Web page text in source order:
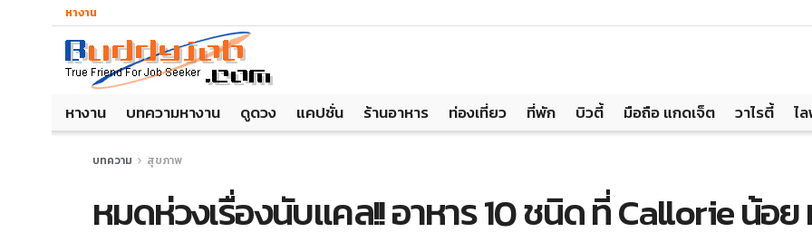
หางาน
หางาน บทความหางาน ดูดวง แคปชั่น ร้านอาหาร ท่องเที่ยว ที่พัก บิวตี้ มือถือ แกดเจ็ต วาไรตี้ ไ
บทความ สุขภาพ
หมดห่วงเรื่องนับแคล!! อาหาร 10 ชนิด ที่ Callorie น้อ